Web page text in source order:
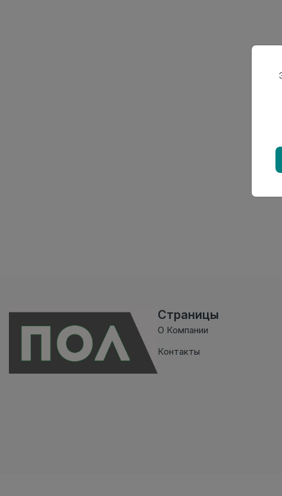
Страницы
О Компании
Контакты